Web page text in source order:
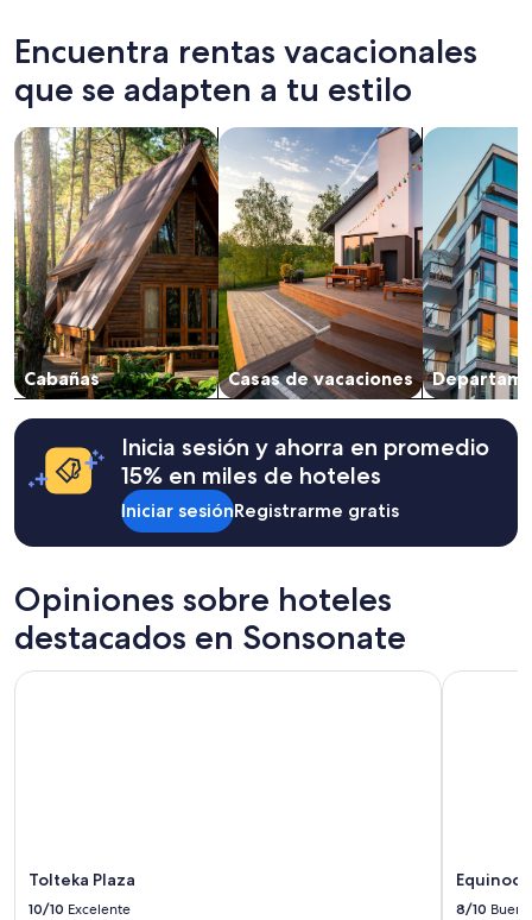
últimas
24
horas,
con
base
en
una
estancia
de
1
noche
para
2
adultos.
Los
precios
y
la
disponibilidad
están
sujetos
Aplican
términos
Encuentra rentas vacacionales
que se adapten a tu estilo
Cabañas
Buscar cabañas
Casas de vacaciones
Buscar casas de vacacionesBuscar
Inicia sesión y ahorra en promedio
15% en miles de hoteles
Iniciar sesiónRegistrarme gratis
Opiniones sobre hoteles
destacados en Sonsonate
Tolteka Plaza
10/10 Excelente
Tolteka Plaza
8/10 Bueno